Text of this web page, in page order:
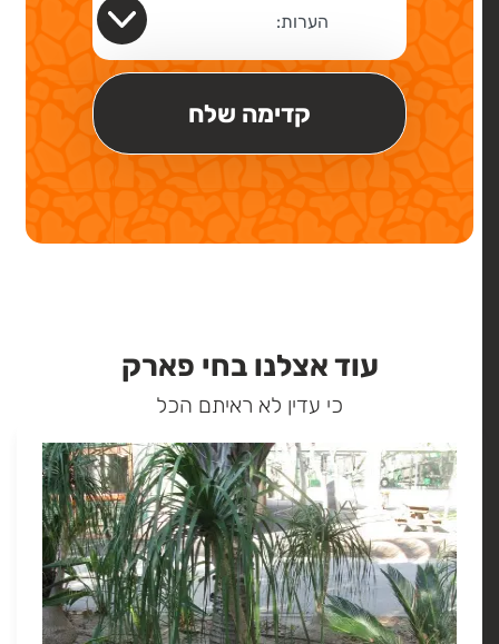
עוד אצלנו בחי פארק
כי עדין לא ראיתם הכל